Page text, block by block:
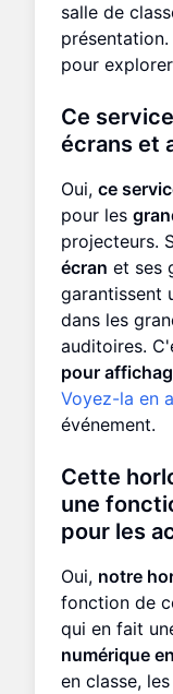
salle de
pour
Ce
écrans et
Oui, ce
pour les
projecteurs.
écran et ses
garantissent
dans les
auditoires.
pour
Voyez-la en
événement.
Cette
une
pour les
Oui, notre
fonction de
qui en fait
numérique
en classe,